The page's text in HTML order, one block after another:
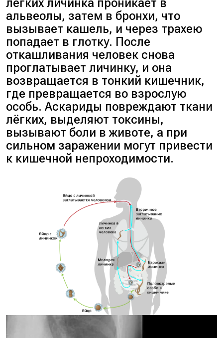
лёгких личинка проникает в
альвеолы, затем в бронхи, что
вызывает кашель, и через трахею
попадает в глотку. После
откашливания человек снова
проглатывает личинку, и она
возвращается в тонкий кишечник,
где превращается во взрослую
особь. Аскариды повреждают ткани
лёгких, выделяют токсины,
вызывают боли в животе, а при
сильном заражении могут привести
к кишечной непроходимости.